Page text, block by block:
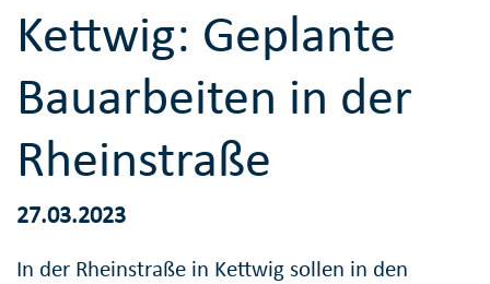
Kettwig: Geplante
Bauarbeiten in der
Rheinstraße
27.03.2023
In der Rheinstraße in Kettwig sollen in den